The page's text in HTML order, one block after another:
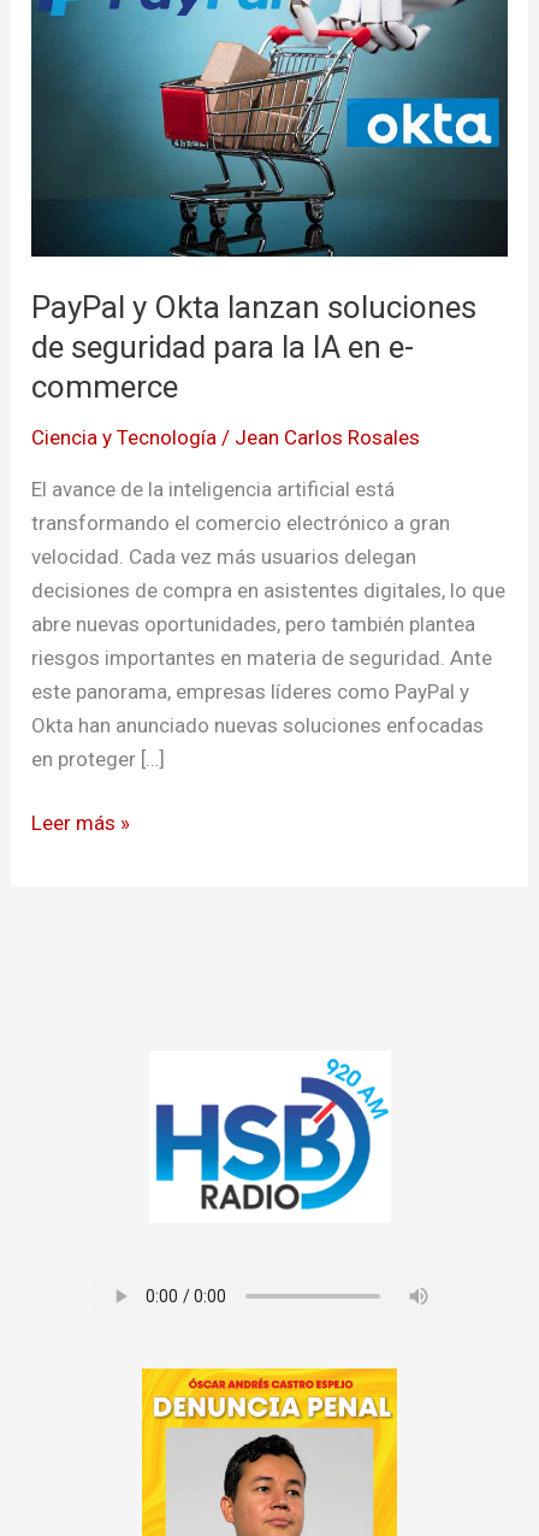
PayPal y Okta lanzan soluciones
de seguridad para la IA en e-
commerce
Ciencia y Tecnología / Jean Carlos Rosales
El avance de la inteligencia artificial está
transformando el comercio electrónico a gran
velocidad. Cada vez más usuarios delegan
decisiones de compra en asistentes digitales, lo que
abre nuevas oportunidades, pero también plantea
riesgos importantes en materia de seguridad. Ante
este panorama, empresas líderes como PayPal y
Okta han anunciado nuevas soluciones enfocadas
en proteger […]
Okta
IA
en
e-
commerce
Leer más »